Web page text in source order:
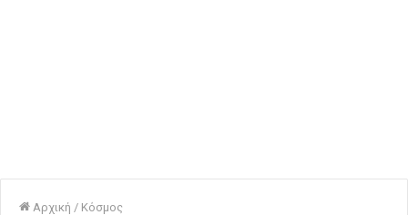
Αρχική / Κόσμος